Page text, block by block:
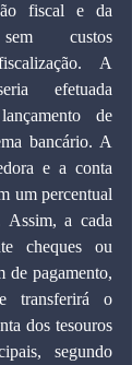
fiscal e da
custos
A
efetuada
de
bancário. A
e a conta
um percentual
a cada
cheques ou
de pagamento,
transferirá o
dos tesouros
segundo